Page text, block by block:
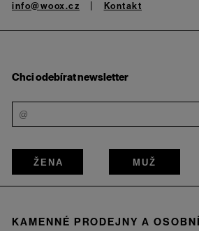
info@woox.cz Kontakt
Chci odebírat newsletter
ŽENA MUŽ
KAMENNÉ PRODEJNY A